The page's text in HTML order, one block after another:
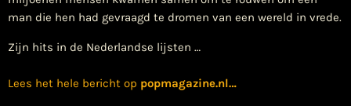
man die hen had gevraagd te dromen van een wereld in vrede.
Zijn hits in de Nederlandse lijsten …
Lees het hele bericht op popmagazine.nl…